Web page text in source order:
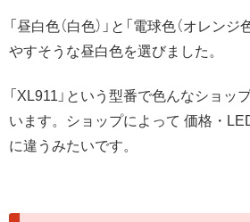
「昼白色（白色）」と「電球色（オレン
やすそうな昼白色を選びました。
「XL911」という型番で色んなショッ
います。ショップによって 価格・
に違うみたいです。